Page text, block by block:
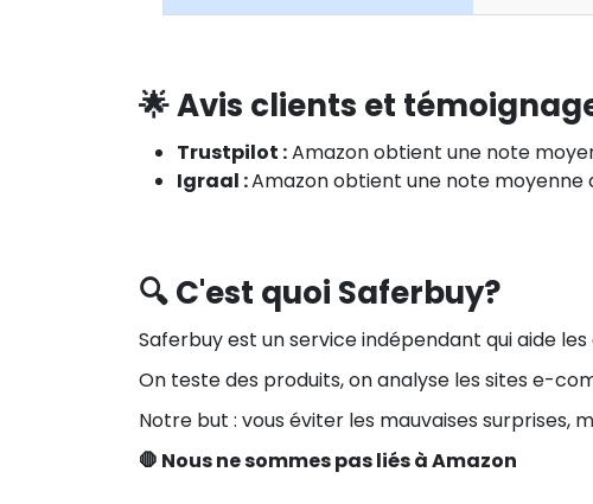
🌟 Avis clients et
Trustpilot :Amazon obtient une note
Igraal :Amazon obtient une note moyenne
🔍 C'est quoi Saferbuy?
Saferbuy est un service indépendant qui aide
On teste des produits, on analyse les sites e-
Notre but : vous éviter les mauvaises surprises,
🛑 Nous ne sommes pas liés à Amazon